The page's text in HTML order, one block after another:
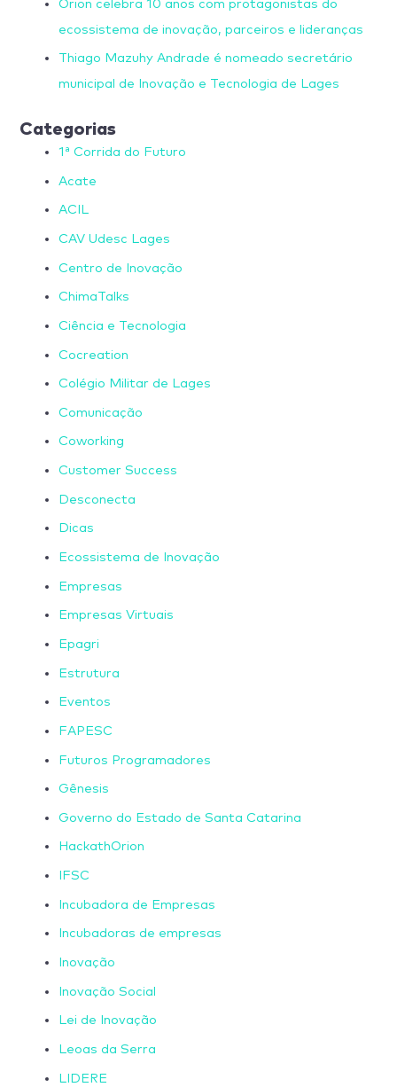
Orion celebra 10 anos com protagonistas do
ecossistema de inovação, parceiros e lideranças
Thiago Mazuhy Andrade é nomeado secretário
municipal de Inovação e Tecnologia de Lages
Categorias
1ª Corrida do Futuro
Acate
ACIL
CAV Udesc Lages
Centro de Inovação
ChimaTalks
Ciência e Tecnologia
Cocreation
Colégio Militar de Lages
Comunicação
Coworking
Customer Success
Desconecta
Dicas
Ecossistema de Inovação
Empresas
Empresas Virtuais
Epagri
Estrutura
Eventos
FAPESC
Futuros Programadores
Gênesis
Governo do Estado de Santa Catarina
HackathOrion
IFSC
Incubadora de Empresas
Incubadoras de empresas
Inovação
Inovação Social
Lei de Inovação
Leoas da Serra
LIDERE